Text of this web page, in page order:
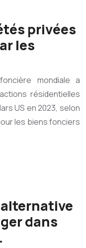
privées
les
mondiale a
résidentielles
US en 2023, selon
les biens fonciers
dans